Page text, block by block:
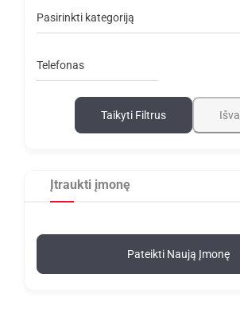
Pasirinkti kategoriją
Telefonas
Taikyti Filtrus
Įtraukti įmonę
Pateikti Naują Įmonę